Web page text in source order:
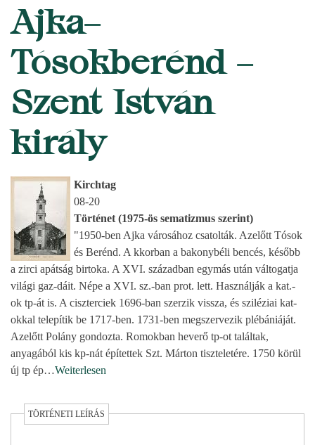
Ajka–
Tósokberénd –
Szent István
király
Kirchtag
08-20
Történet (1975-ös sematizmus szerint)
"1950-ben Ajka városához csatolták. Azelőtt Tósok
és Berénd. A kkorban a bakonybéli bencés, később
a zirci apátság birtoka. A XVI. században egymás után váltogatja
világi gaz-dáit. Népe a XVI. sz.-ban prot. lett. Használják a kat.-
ok tp-át is. A ciszterciek 1696-ban szerzik vissza, és sziléziai kat-
okkal telepítik be 1717-ben. 1731-ben megszervezik plébániáját.
Azelőtt Polány gondozta. Romokban heverő tp-ot találtak,
anyagából kis kp-nát építettek Szt. Márton tiszteletére. 1750 körül
új tp ép…Weiterlesen
TÖRTÉNETI LEÍRÁS